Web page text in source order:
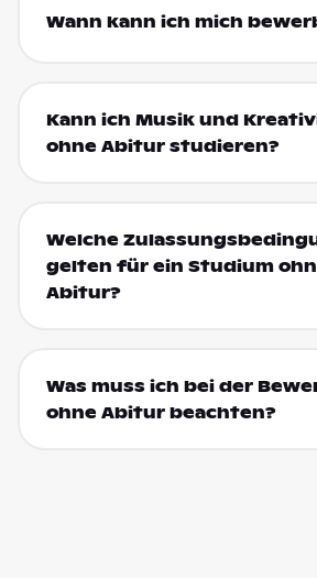
Wann kann ich mich
Kann ich Musik und
ohne Abitur studieren?
Welche
gelten für ein Studium
Abitur?
Was muss ich bei der
ohne Abitur beachten?